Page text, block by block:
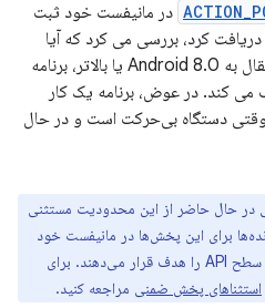
در مانیفست خود ثبت
کرد، بررسی می کرد که آیا
پاکسازی لازم است یا خیر. برای انتقال به Android 8.0 یا بالاتر، برنامه
می کند. در عوض، برنامه یک کار
وقتی دستگاه بی‌حرکت است و در حال
در حال حاضر از این محدودیت مستثنی
برای این پخش‌ها در مانیفست خود
ادامه دهند، مهم نیست که برنامه‌ها چه سطح API را هدف قرار می‌دهند. برای
استثناهای پخش ضمنی مراجعه کنید.